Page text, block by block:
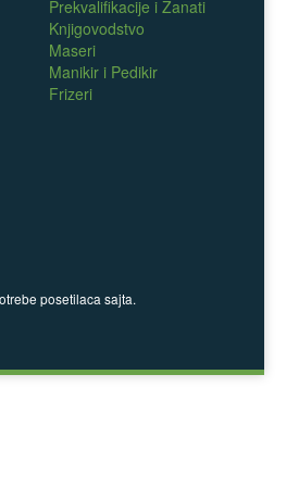
Prekvalifikacije i Zanati
Knjigovodstvo
Maseri
Manikir i Pedikir
Frizeri
posetilaca sajta.